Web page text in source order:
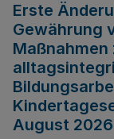
Erste
Gewährung
August